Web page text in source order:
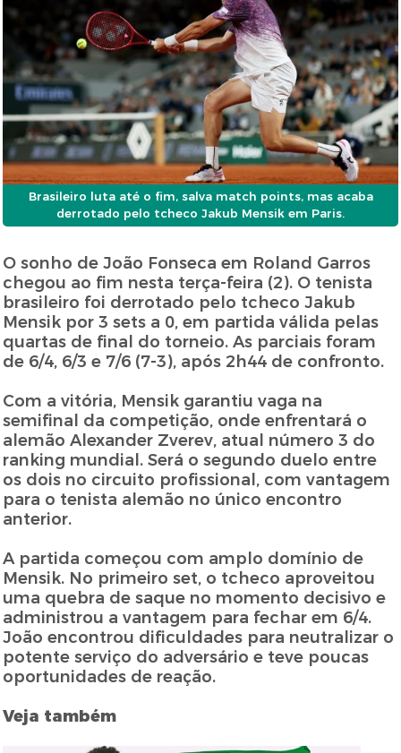
Brasileiro luta até o fim, salva match points, mas acaba
derrotado pelo tcheco Jakub Mensik em Paris.
O sonho de João Fonseca em Roland Garros
chegou ao fim nesta terça-feira (2). O tenista
brasileiro foi derrotado pelo tcheco Jakub
Mensik por 3 sets a 0, em partida válida pelas
quartas de final do torneio. As parciais foram
de 6/4, 6/3 e 7/6 (7-3), após 2h44 de confronto.
Com a vitória, Mensik garantiu vaga na
semifinal da competição, onde enfrentará o
alemão Alexander Zverev, atual número 3 do
ranking mundial. Será o segundo duelo entre
os dois no circuito profissional, com vantagem
para o tenista alemão no único encontro
anterior.
A partida começou com amplo domínio de
Mensik. No primeiro set, o tcheco aproveitou
uma quebra de saque no momento decisivo e
administrou a vantagem para fechar em 6/4.
João encontrou dificuldades para neutralizar o
potente serviço do adversário e teve poucas
oportunidades de reação.
Veja também